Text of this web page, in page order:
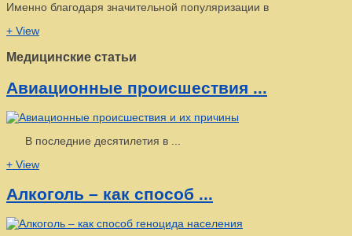
Именно благодаря значительной популяризации в
+ View
Медицинские статьи
Авиационные происшествия ...
В последние десятилетия в ...
+ View
Алкоголь – как способ ...